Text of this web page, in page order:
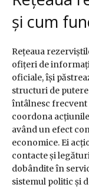
și cum
Rețeaua
ofițeri de
oficiale, își
structuri de
întâlnesc
coordona
având un efect
economice. Ei
contacte și
dobândite în
sistemul politic și